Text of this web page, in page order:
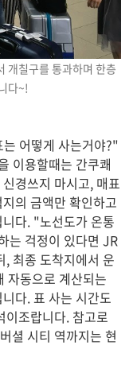
개칠구를 통과하며 한층
다~!
어떻게 사는거야?"
이용할때는 간쿠쾌
경쓰지 마시고, 매표
의 금액만 확인하고
다. "노선도가 온통
는 걱정이 있다면 JR
, 최종 도착지에서 운
동으로 계산되는
다. 표 사는 시간도
이조랍니다. 참고로
셜 시티 역까지는 현